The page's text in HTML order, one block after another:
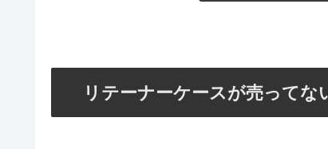
リテーナーケースが売ってな